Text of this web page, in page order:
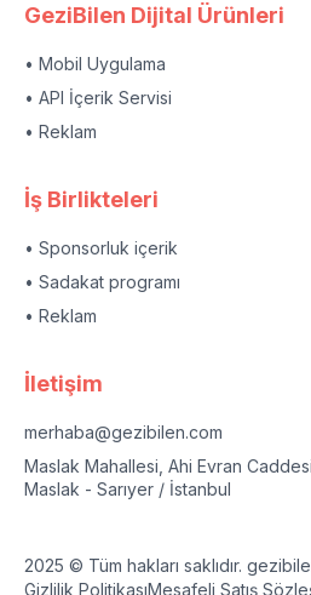
GeziBilen Dijital Ürünleri
• Mobil Uygulama
• API İçerik Servisi
• Reklam
İş Birlikteleri
• Sponsorluk içerik
• Sadakat programı
• Reklam
İletişim
merhaba@gezibilen.com
Maslak Mahallesi, Ahi Evran
Maslak - Sarıyer / İstanbul
2025 © Tüm hakları saklıdır.
Gizlilik PolitikasıMesafeli Satış